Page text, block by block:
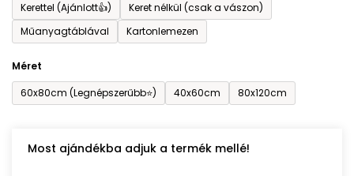
Kerettel (Ajánlott👍)
Keret nélkül (csak a vászon)
Műanyagtáblával
Kartonlemezen
Méret
60x80cm (Legnépszerűbb⭐)
40x60cm 80x120cm
Most ajándékba adjuk a termék mellé!